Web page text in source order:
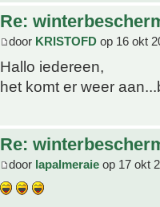
Re:
door KRISTOFD op 16 okt
Hallo iedereen,
het komt er weer
Re:
door lapalmeraie op 17 okt